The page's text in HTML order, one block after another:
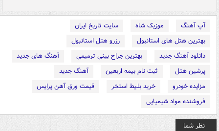
آپ آهنگ موزیک شاه
سایت تاریخ ایران
بهترین هتل های استانبول
رزرو هتل استانبول
دانلود آهنگ جدید
بهترین جراح بینی ترمیمی
آهنگ های جدید
پرشین هتل
ثبت نام بیمه اربعین
آهنگ جدید
مزایده خودرو
خرید بلیط استخر
قیمت ورق آهن پرایس
فروشنده مواد شیمیایی
نظر شما